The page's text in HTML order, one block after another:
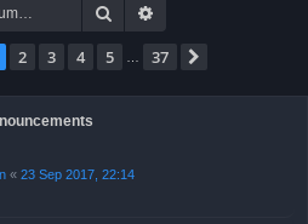
Search
1of 37
2 3 4 5 37
« 23 Sep 2017, 22:14